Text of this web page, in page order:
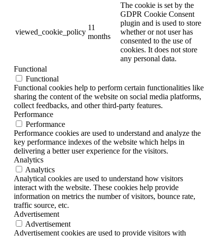
viewed_cookie_policy
11
months
The cookie is set by the
GDPR Cookie Consent
plugin and is used to store
whether or not user has
consented to the use of
cookies. It does not store
any personal data.
Functional
Functional
Functional cookies help to perform certain functionalities like
sharing the content of the website on social media platforms,
collect feedbacks, and other third-party features.
Performance
Performance
Performance cookies are used to understand and analyze the
key performance indexes of the website which helps in
delivering a better user experience for the visitors.
Analytics
Analytics
Analytical cookies are used to understand how visitors
interact with the website. These cookies help provide
information on metrics the number of visitors, bounce rate,
traffic source, etc.
Advertisement
Advertisement
Advertisement cookies are used to provide visitors with